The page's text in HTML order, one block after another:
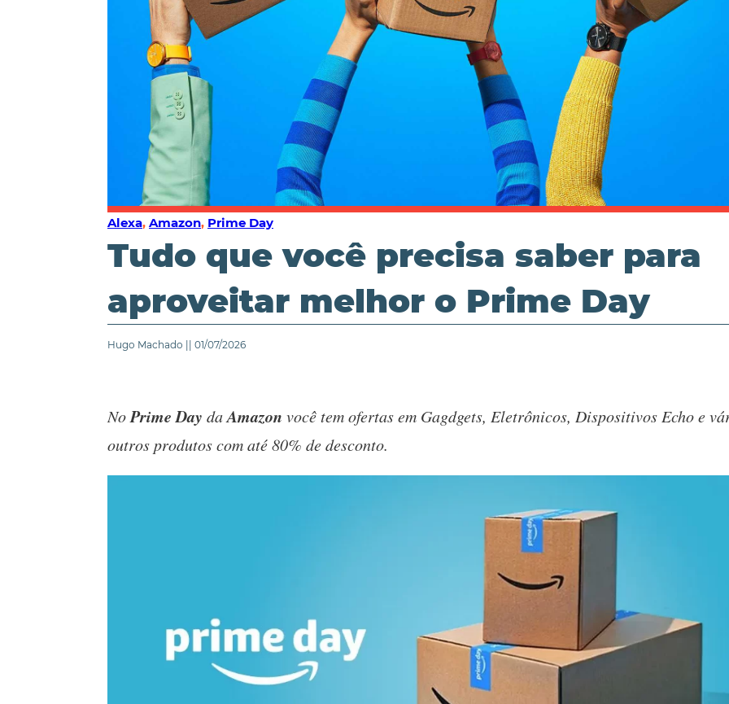
Alexa, Amazon, Prime Day
Tudo que você precisa saber para
aproveitar melhor o Prime Day
Hugo Machado || 01/07/2026
NoPrime Day daAmazon você tem ofertas em Gagdgets, Eletrônicos, Dispositivos Echo e
outros produtos com até 80% de desconto.